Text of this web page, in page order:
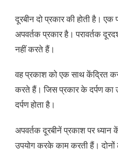
दूरबीन दो प्रकार की होती है। एक
अपवर्तक प्रकार है। परावर्तक
नहीं करते हैं।
वह प्रकाश को एक साथ केंद्रित
करते हैं। जिस प्रकार के दर्पण का
दर्पण होता है।
अपवर्तक दूरबीनें प्रकाश पर
उपयोग करके काम करती हैं।